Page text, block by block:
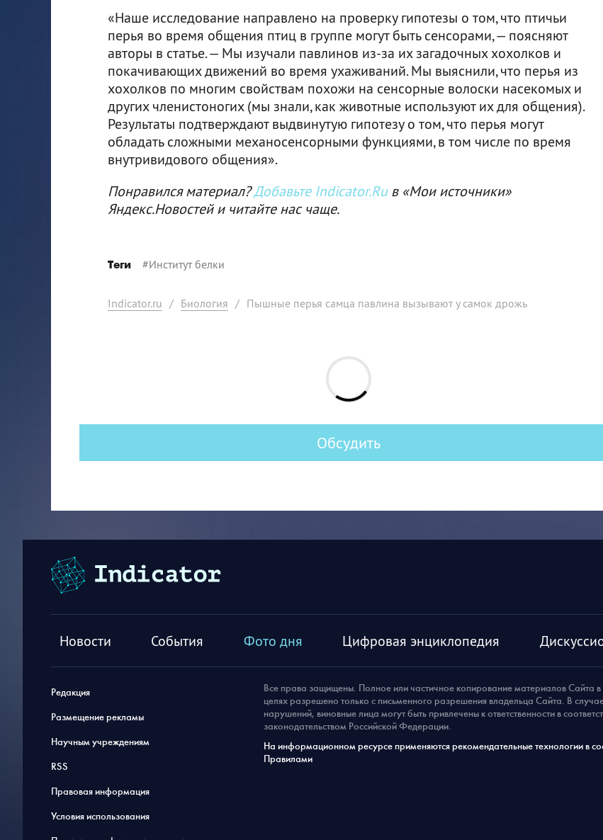
«Наше исследование направлено на проверку гипотезы о том, что птичьи
перья во время общения птиц в группе могут быть сенсорами, — поясняют
авторы в статье. — Мы изучали павлинов из-за их загадочных хохолков и
покачивающих движений во время ухаживаний. Мы выяснили, что перья из
хохолков по многим свойствам похожи на сенсорные волоски насекомых и
других членистоногих (мы знали, как животные используют их для общения).
Результаты подтверждают выдвинутую гипотезу о том, что перья могут
обладать сложными механосенсорными функциями, в том числе по время
внутривидового общения».
Понравился материал?Добавьте Indicator.Ruв «Мои источники»
Яндекс.Новостей и читайте нас чаще.
Теги #Институт белки
Indicator.ru / Биология / Пышные перья самца павлина вызывают у самок дрожь
Обсудить
Новости События Фото дня Цифровая энциклопедия
Редакция
Размещение рекламы
Научным учреждениям
RSS
Правовая информация
Условия использования
Все права защищены. Полное или частичное копирование материалов Сайта
целях разрешено только с письменного разрешения владельца Сайта. В
нарушений, виновные лица могут быть привлечены к ответственности в
законодательством Российской Федерации.
На информационном ресурсе применяются рекомендательные технологии в
Правилами